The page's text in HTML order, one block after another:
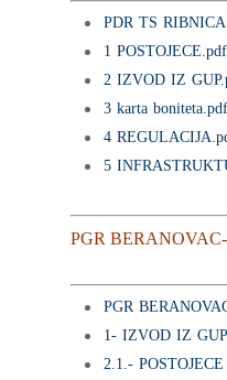
PDR TS
1 POSTOJECE.pdf
2 IZVOD IZ
3 karta boniteta.pdf
4
5
PGR
PGR
1- IZVOD IZ
2.1.-